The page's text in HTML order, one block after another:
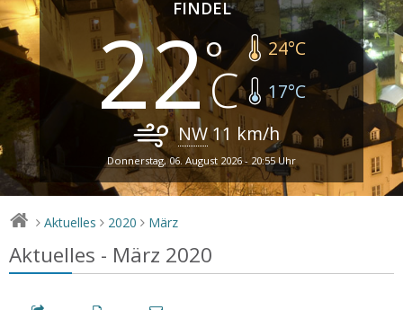
FINDEL
22 24°C
17°C
NW11 km/h
Donnerstag, 06. August 2026 - 20:55 Uhr
> Aktuelles > 2020 > März
Aktuelles - März 2020